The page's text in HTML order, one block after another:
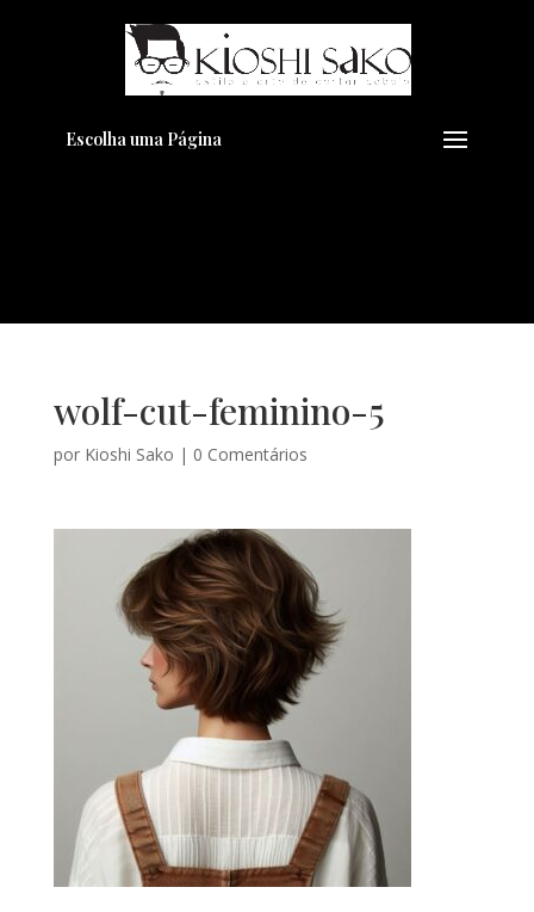
Escolha uma Página
wolf-cut-feminino-5
por Kioshi Sako | 0 Comentários
Pensando em transformar seu
Visual??